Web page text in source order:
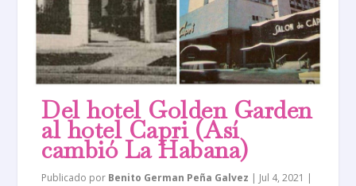
Del hotel Golden Garden
al hotel Capri (Así
cambió La Habana)
Publicado por Benito German Peña Galvez | Jul 4, 2021 |